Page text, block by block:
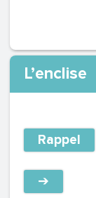
L’enclise
Rappel
➔